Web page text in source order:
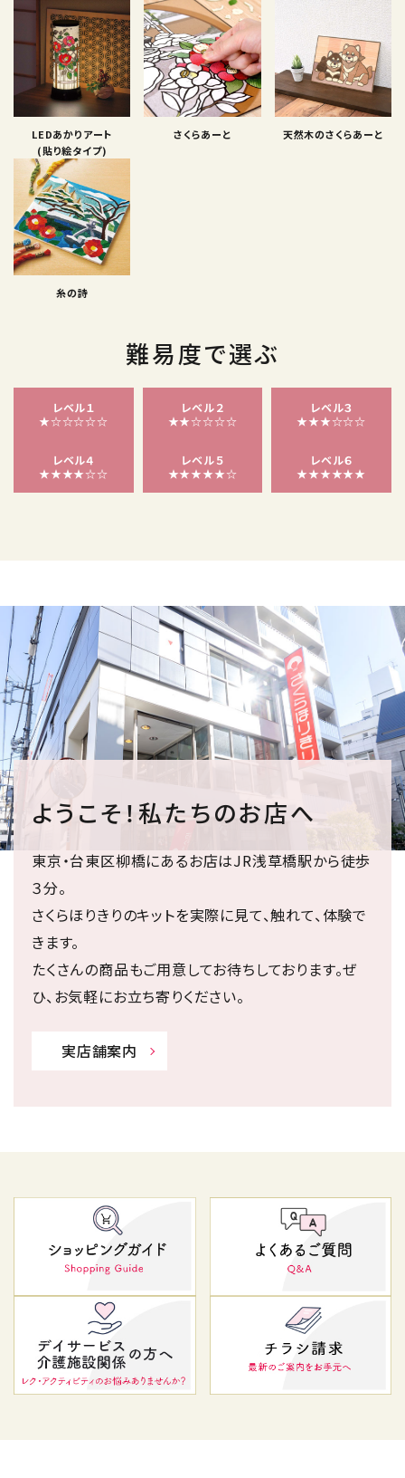
LEDあかりアート
(貼り絵タイプ)
さくらあーと 天然木のさくらあーと
糸の詩
難易度で選ぶ
レベル１
★☆☆☆☆☆
レベル２
★★☆☆☆☆
レベル３
★★★☆☆☆
レベル４
★★★★☆☆
レベル５
★★★★★☆
レベル６
★★★★★★
ようこそ！私たちのお店へ
東京・台東区柳橋にあるお店はJR浅草橋駅から徒歩
３分。
さくらほりきりのキットを実際に見て、触れて、体験で
きます。
たくさんの商品もご用意してお待ちしております。ぜ
ひ、お気軽にお立ち寄りください。
実店舗案内